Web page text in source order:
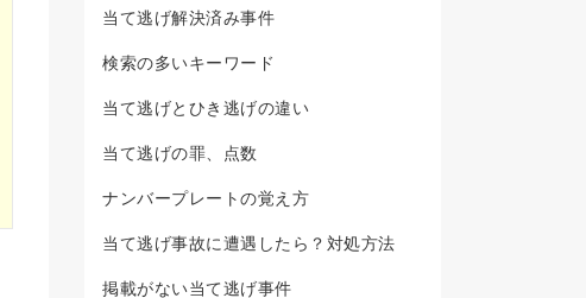
当て逃げ解決済み事件
検索の多いキーワード
当て逃げとひき逃げの違い
当て逃げの罪、点数
ナンバープレートの覚え方
当て逃げ事故に遭遇したら？対処方法
掲載がない当て逃げ事件